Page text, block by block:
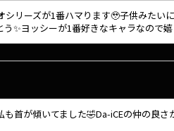
リーズが1番ハマります🥹子供みた
✨ヨッシーが1番好きなキャラなので
首が傾いてました🤣Da-iCEの仲の良